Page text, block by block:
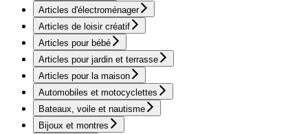
Articles d'électroménager
Articles de loisir créatif
Articles pour bébé
Articles pour jardin et terrasse
Articles pour la maison
Automobiles et motocyclettes
Bateaux, voile et nautisme
Bijoux et montres